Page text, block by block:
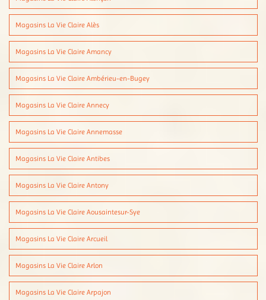
Magasins La Vie Claire Alès
Magasins La Vie Claire Amancy
Magasins La Vie Claire Ambérieu-en-Bugey
Magasins La Vie Claire Annecy
Magasins La Vie Claire Annemasse
Magasins La Vie Claire Antibes
Magasins La Vie Claire Antony
Magasins La Vie Claire Aousaintesur-Sye
Magasins La Vie Claire Arcueil
Magasins La Vie Claire Arlon
Magasins La Vie Claire Arpajon